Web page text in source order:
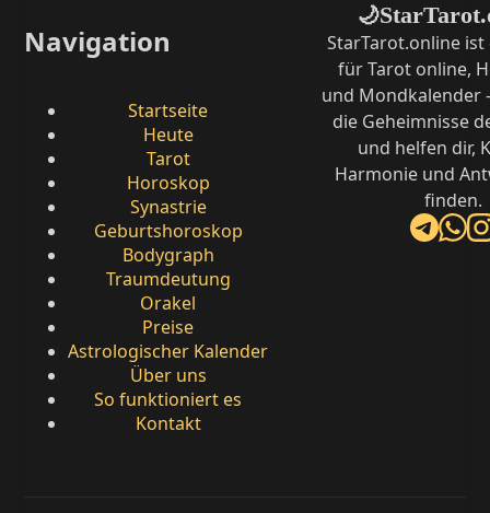
Navigation
Startseite
Heute
Tarot
Horoskop
Synastrie
Geburtshoroskop
Bodygraph
Traumdeutung
Orakel
Preise
Astrologischer Kalender
Über uns
So funktioniert es
Kontakt
🌙
StarTarot.online
für Tarot online,
und Mondkalender
die Geheimnisse
und helfen dir,
Harmonie und
finden.